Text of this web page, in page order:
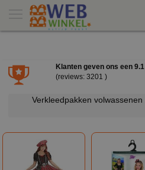
Klanten geven ons een 9.1
(reviews: 3201 )
Verkleedpakken volwassenen